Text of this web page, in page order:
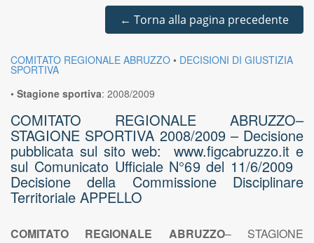
← Torna alla pagina precedente
COMITATO REGIONALE ABRUZZO • DECISIONI DI GIUSTIZIA
SPORTIVA
• Stagione sportiva: 2008/2009
COMITATO REGIONALE ABRUZZO–
STAGIONE SPORTIVA 2008/2009 – Decisione
pubblicata sul sito web: www.figcabruzzo.it e
sul Comunicato Ufficiale N°69 del 11/6/2009
Decisione della Commissione Disciplinare
Territoriale APPELLO
COMITATO REGIONALE ABRUZZO– STAGIONE